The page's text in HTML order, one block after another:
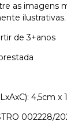
as imagens
ilustrativas.
de 3+anos
4,5cm x
002228/